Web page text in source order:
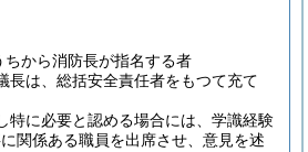
ちから消防長が指名する者
長は、総括安全責任者をもつて充て
特に必要と認める場合には、学識経験
関係ある職員を出席させ、意見を述